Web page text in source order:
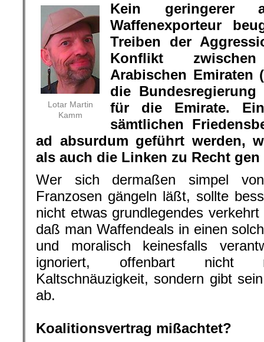
Lotar Martin
Kamm
Kein geringerer
Waffenexporteur
Treiben der
Konflikt
Arabischen Emiraten
die Bundesregierung
für die Emirate.
sämtlichen
ad absurdum geführt werden,
als auch die Linken zu Recht
Wer sich dermaßen simpel
Franzosen gängeln läßt, sollte
nicht etwas grundlegendes
daß man Waffendeals in einen
und moralisch keinesfalls
ignoriert, offenbart nicht
Kaltschnäuzigkeit, sondern gibt
ab.
Koalitionsvertrag mißachtet?